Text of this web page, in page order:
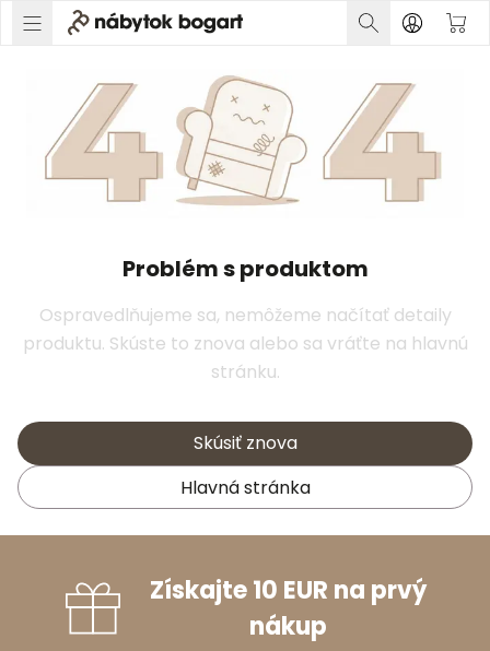
Problém s produktom
Ospravedlňujeme sa, nemôžeme načítať detaily
produktu. Skúste to znova alebo sa vráťte na hlavnú
stránku.
Skúsiť znova
Hlavná stránka
Získajte 10 EUR na prvý
nákup